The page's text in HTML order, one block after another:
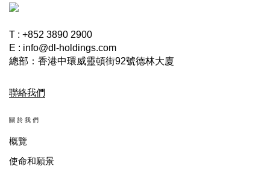
T : +852 3890 2900
E : info@dl-holdings.com
總部：香港中環威靈頓街92號德林大廈
聯絡我們
關於我們
概覽
使命和願景